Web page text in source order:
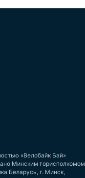
«Велобайк Бай»
Минским горисполкомом
Беларусь, г. Минск,